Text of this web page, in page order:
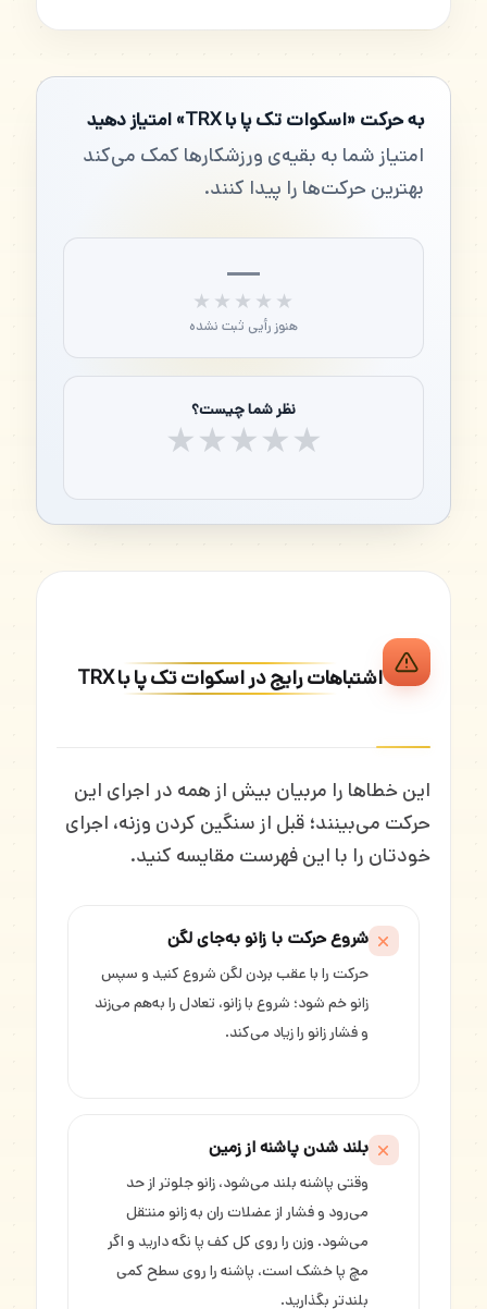
به حرکت «اسکوات تک پا با TRX» امتیاز دهید
امتیاز شما به بقیه‌ی ورزشکارها کمک می‌کند
بهترین حرکت‌ها را پیدا کنند.
—
★★★★★
هنوز رأیی ثبت نشده
نظر شما چیست؟
★★★★★
اشتباهات رایج در اسکوات تک پا با TRX
این خطاها را مربیان بیش از همه در اجرای این
حرکت می‌بینند؛ قبل از سنگین کردن وزنه، اجرای
خودتان را با این فهرست مقایسه کنید.
شروع حرکت با زانو به‌جای لگن
حرکت را با عقب بردن لگن شروع کنید و سپس
زانو خم شود؛ شروع با زانو، تعادل را به‌هم می‌زند
و فشار زانو را زیاد می‌کند.
بلند شدن پاشنه از زمین
وقتی پاشنه بلند می‌شود، زانو جلوتر از حد
می‌رود و فشار از عضلات ران به زانو منتقل
می‌شود. وزن را روی کل کف پا نگه دارید و اگر
مچ پا خشک است، پاشنه را روی سطح کمی
بلندتر بگذارید.